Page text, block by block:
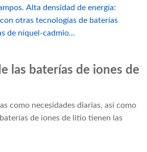
Alta densidad de energía:
otras tecnologías de baterías
de níquel-cadmio...
las baterías de iones de
como necesidades diarias, así como
de iones de litio tienen las